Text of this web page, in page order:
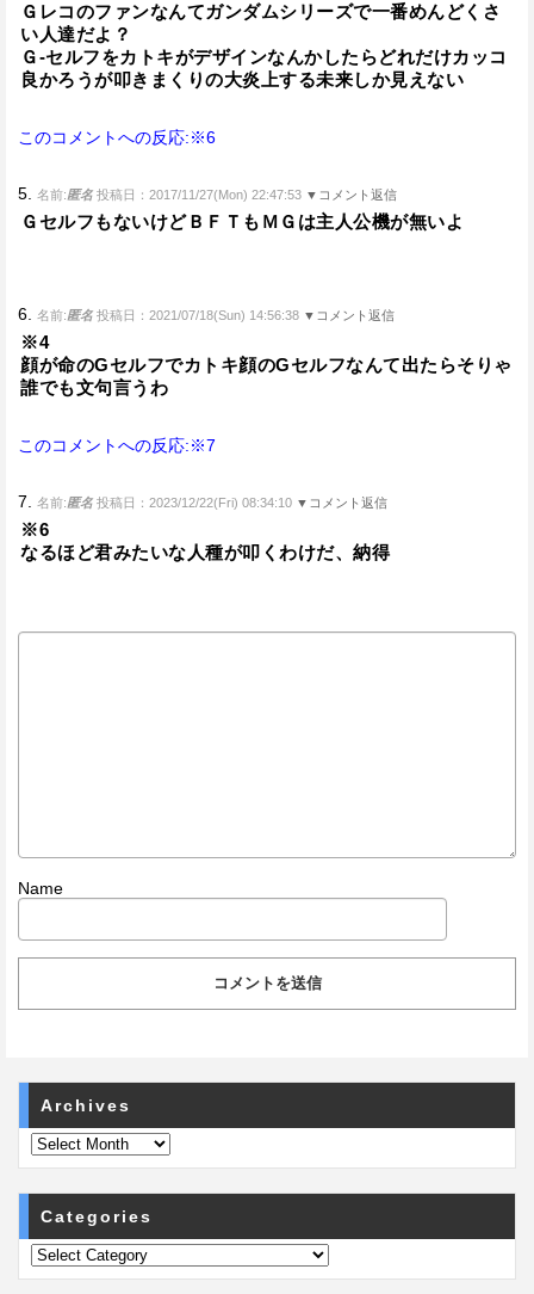
Ｇレコのファンなんてガンダムシリーズで一番めんどくさ
い人達だよ？
Ｇ-セルフをカトキがデザインなんかしたらどれだけカッコ
良かろうが叩きまくりの大炎上する未来しか見えない
このコメントへの反応:※6
5. 名前:匿名 投稿日：2017/11/27(Mon) 22:47:53 ▼コメント返信
ＧセルフもないけどＢＦＴもＭＧは主人公機が無いよ
6. 名前:匿名 投稿日：2021/07/18(Sun) 14:56:38 ▼コメント返信
※4
顔が命のGセルフでカトキ顔のGセルフなんて出たらそりゃ
誰でも文句言うわ
このコメントへの反応:※7
7. 名前:匿名 投稿日：2023/12/22(Fri) 08:34:10 ▼コメント返信
※6
なるほど君みたいな人種が叩くわけだ、納得
Name
Archives
Categories